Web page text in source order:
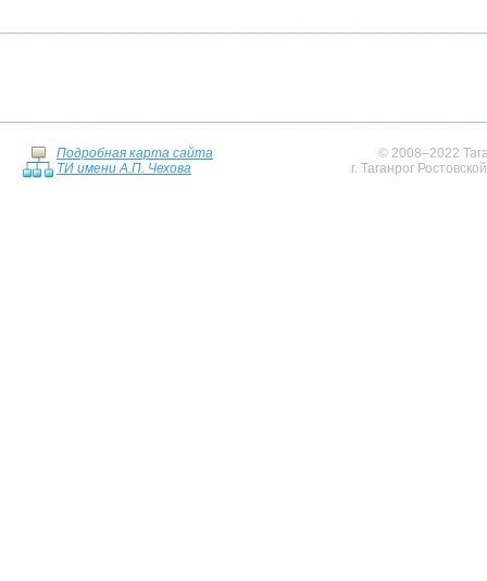
Подробная карта сайта
ТИ имени А.П. Чехова
© 2008–2022
г. Таганрог